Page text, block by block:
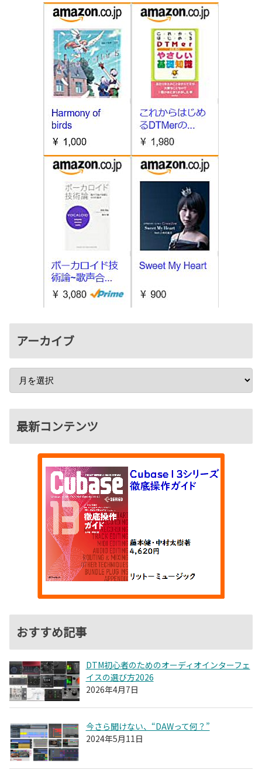
アーカイブ
最新コンテンツ
おすすめ記事
DTM初心者のためのオーディオインターフェ
イスの選び方2026
2026年4月7日
今さら聞けない、“DAWって何？”
2024年5月11日